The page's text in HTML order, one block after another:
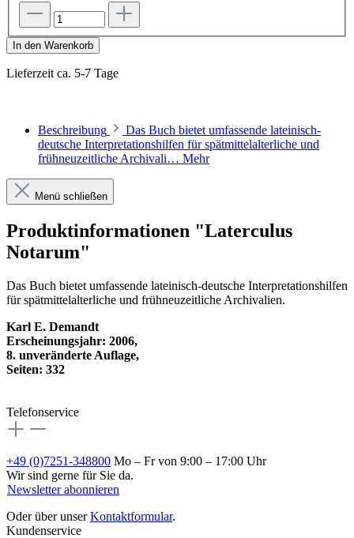
In den Warenkorb
Lieferzeit ca. 5-7 Tage
Beschreibung
Das Buch bietet umfassende lateinisch-
deutsche Interpretationshilfen für spätmittelalterliche und
frühneuzeitliche Archivali… Mehr
Menü schließen
Produktinformationen "Laterculus
Notarum"
Das Buch bietet umfassende lateinisch-deutsche Interpretationshilfen
für spätmittelalterliche und frühneuzeitliche Archivalien.
Karl E. Demandt
Erscheinungsjahr: 2006,
8. unveränderte Auflage,
Seiten: 332
Telefonservice
+49 (0)7251-348800 Mo – Fr von 9:00 – 17:00 Uhr
Wir sind gerne für Sie da.
Newsletter abonnieren
Oder über unserKontaktformular.
Kundenservice